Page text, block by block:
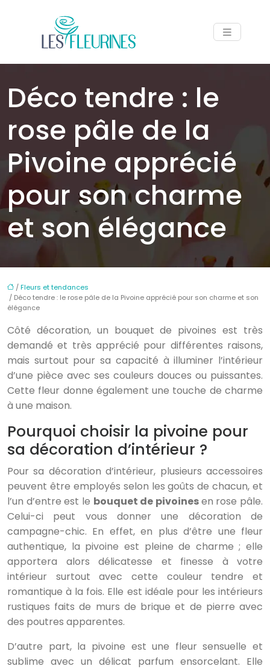
Déco tendre : le
rose pâle de la
Pivoine apprécié
pour son charme
et son élégance
/Fleurs et tendances
/ Déco tendre : le rose pâle de la Pivoine apprécié pour son charme et son
élégance
Côté décoration, un bouquet de pivoines est très
demandé et très apprécié pour différentes raisons,
mais surtout pour sa capacité à illuminer l’intérieur
d’une pièce avec ses couleurs douces ou puissantes.
Cette fleur donne également une touche de charme
à une maison.
Pourquoi choisir la pivoine pour
sa décoration d’intérieur ?
Pour sa décoration d’intérieur, plusieurs accessoires
peuvent être employés selon les goûts de chacun, et
l’un d’entre est le bouquet de pivoinesen rose pâle.
Celui-ci peut vous donner une décoration de
campagne-chic. En effet, en plus d’être une fleur
authentique, la pivoine est pleine de charme ; elle
apportera alors délicatesse et finesse à votre
intérieur surtout avec cette couleur tendre et
romantique à la fois. Elle est idéale pour les intérieurs
rustiques faits de murs de brique et de pierre avec
des poutres apparentes.
D’autre part, la pivoine est une fleur sensuelle et
sublime avec un délicat parfum ensorcelant. Elle